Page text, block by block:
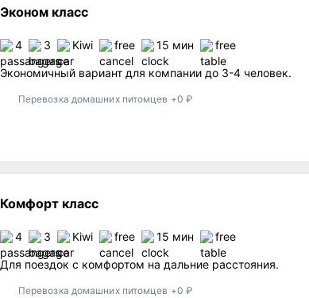
Эконом класс
4 3 Kiwi free 15 мин free
Экономичный вариант для компании до 3-4 человек.
Перевозка домашних питомцев +0 ₽
Комфорт класс
4 3 Kiwi free 15 мин free
Для поездок с комфортом на дальние расстояния.
Перевозка домашних питомцев +0 ₽